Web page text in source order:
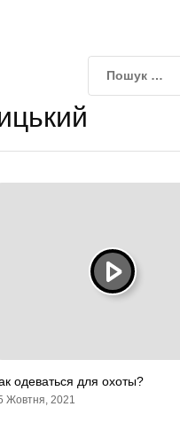
одеваться для охоты?
Жовтня, 2021